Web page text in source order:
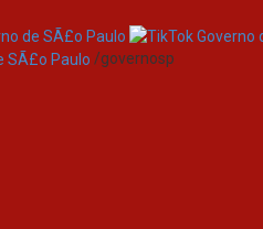
/governosp